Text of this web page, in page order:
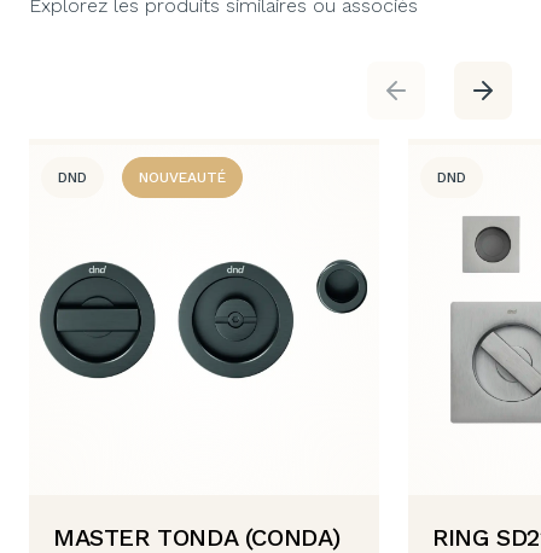
Explorez les produits similaires ou associés
DND NOUVEAUTÉ
MASTER TONDA (CONDA)
DND
RING